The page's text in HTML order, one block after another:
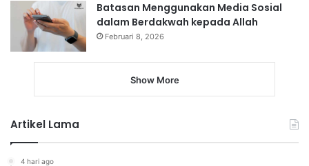
Batasan Menggunakan Media Sosial
dalam Berdakwah kepada Allah
Februari 8, 2026
Show More
Artikel Lama
4 hari ago